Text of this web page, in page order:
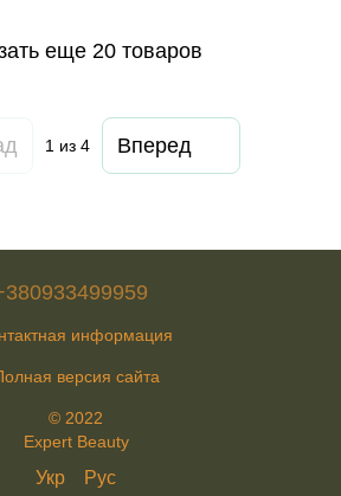
еще 20 товаров
1 из 4 Вперед
информация
версия сайта
© 2022
Expert Beauty
Укр Рус